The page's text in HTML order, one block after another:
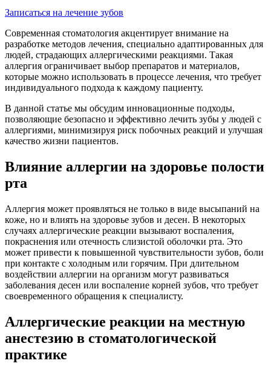
Записаться на лечение зубов
Современная стоматология акцентирует внимание на
разработке методов лечения, специально адаптированных для
людей, страдающих аллергическими реакциями. Такая
аллергия ограничивает выбор препаратов и материалов,
которые можно использовать в процессе лечения, что требует
индивидуального подхода к каждому пациенту.
В данной статье мы обсудим инновационные подходы,
позволяющие безопасно и эффективно лечить зубы у людей с
аллергиями, минимизируя риск побочных реакций и улучшая
качество жизни пациентов.
Влияние аллергии на здоровье полости
рта
Аллергия может проявляться не только в виде высыпаний на
коже, но и влиять на здоровье зубов и десен. В некоторых
случаях аллергические реакции вызывают воспаления,
покраснения или отечность слизистой оболочки рта. Это
может привести к повышенной чувствительности зубов, боли
при контакте с холодным или горячим. При длительном
воздействии аллергии на организм могут развиваться
заболевания десен или воспаление корней зубов, что требует
своевременного обращения к специалисту.
Аллергические реакции на местную
анестезию в стоматологической
практике